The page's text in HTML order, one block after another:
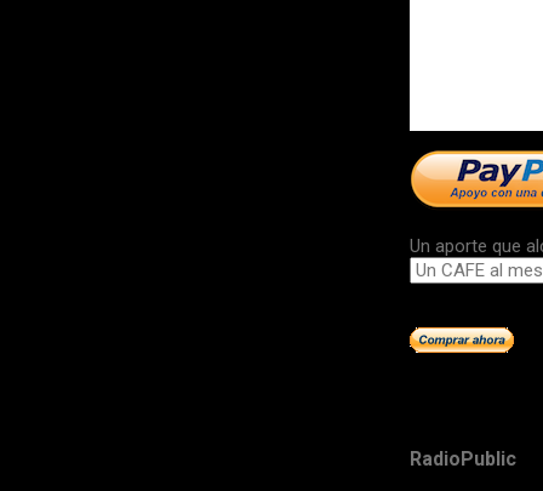
Un aporte que
RadioPublic